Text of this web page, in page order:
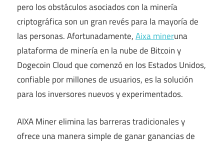
pero los obstáculos asociados con la minería
criptográfica son un gran revés para la mayoría de
las personas. Afortunadamente,Aixa mineruna
plataforma de minería en la nube de Bitcoin y
Dogecoin Cloud que comenzó en los Estados Unidos,
confiable por millones de usuarios, es la solución
para los inversores nuevos y experimentados.
AIXA Miner elimina las barreras tradicionales y
ofrece una manera simple de ganar ganancias de